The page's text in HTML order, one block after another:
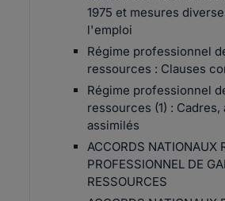
1975 et mesures
l'emploi
Régime professionnel
ressources : Clauses
Régime professionnel
ressources (1) :
assimilés
ACCORDS NATIONAUX REGIME
PROFESSIONNEL DE
RESSOURCES